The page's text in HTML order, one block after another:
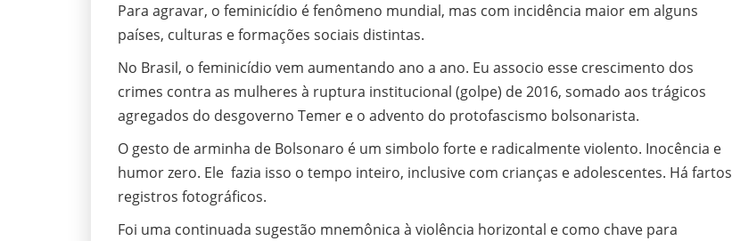
Para agravar, o feminicídio é fenômeno mundial, mas com incidência maior em alguns
países, culturas e formações sociais distintas.
No Brasil, o feminicídio vem aumentando ano a ano. Eu associo esse crescimento dos
crimes contra as mulheres à ruptura institucional (golpe) de 2016, somado aos trágicos
agregados do desgoverno Temer e o advento do protofascismo bolsonarista.
O gesto de arminha de Bolsonaro é um simbolo forte e radicalmente violento. Inocência e
humor zero. Ele fazia isso o tempo inteiro, inclusive com crianças e adolescentes. Há fartos
registros fotográficos.
Foi uma continuada sugestão mnemônica à violência horizontal e como chave para